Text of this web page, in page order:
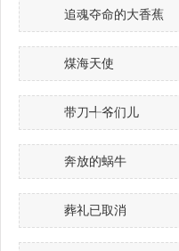
追魂夺命的大香蕉
煤海天使
带刀╃爷们儿
奔放的蜗牛
葬礼已取消